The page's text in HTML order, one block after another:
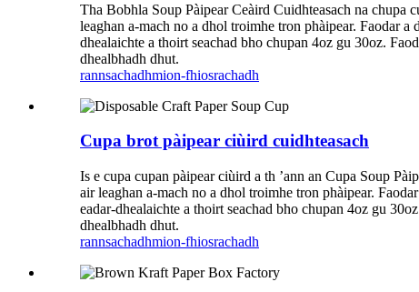
Tha Bobhla Soup Pàipear Ceàird Cuidhteasach na chupa
leaghan a-mach no a dhol troimhe tron ​​phàipear. Faodar
dhealaichte a thoirt seachad bho chupan 4oz gu 30oz.
dhealbhadh dhut.
rannsachadhmion-fhiosrachadh
Cupa brot pàipear ciùird cuidhteasach
Is e cupa cupan pàipear ciùird a th ’ann an Cupa Soup
air leaghan a-mach no a dhol troimhe tron ​​phàipear.
eadar-dhealaichte a thoirt seachad bho chupan 4oz gu
dhealbhadh dhut.
rannsachadhmion-fhiosrachadh